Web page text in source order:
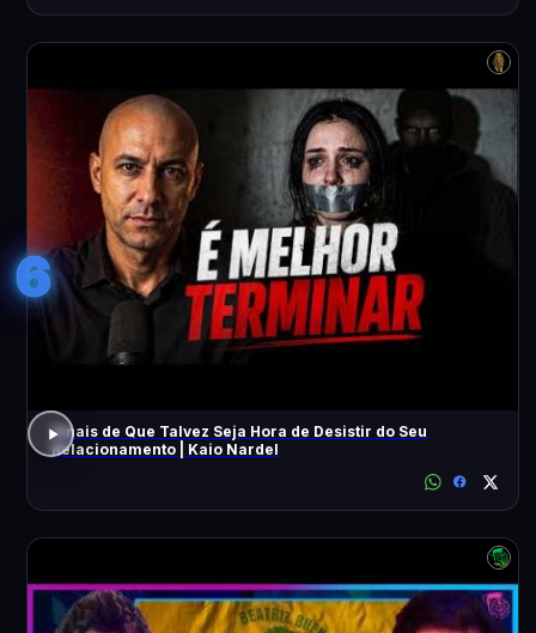
6
Sinais de Que Talvez Seja Hora de Desistir do Seu
Relacionamento | Kaio Nardel